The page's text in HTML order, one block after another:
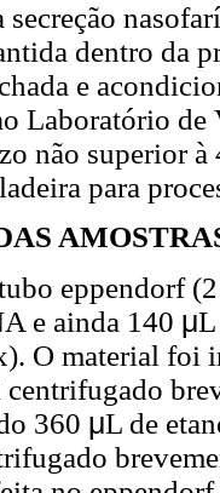
secreção
dentro da
e
Laboratório
não superior
para
eppendorf
e ainda 140 μL
O material foi
360 μL de